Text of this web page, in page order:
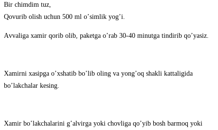
Bir chimdim tuz,
Qovurib olish uchun 500 ml oʼsimlik yogʼi.
Аvvaliga xamir qorib olib, paketga oʼrab 30-40 minutga tindirib qoʼyasiz.
Xamirni xasipga oʼxshatib boʼlib oling va yongʼoq shakli kattaligida
boʼlakchalar kesing.
Xamir boʼlakchalarini gʼalvirga yoki chovliga qoʼyib bosh barmoq yoki